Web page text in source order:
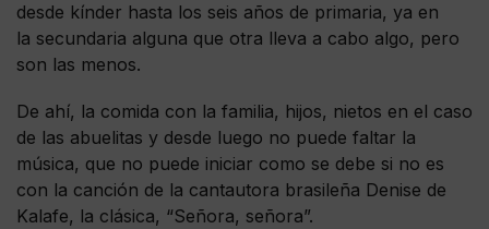
desde kínder hasta los seis años de primaria, ya en
la secundaria alguna que otra lleva a cabo algo, pero
son las menos.
De ahí, la comida con la familia, hijos, nietos en el caso
de las abuelitas y desde luego no puede faltar la
música, que no puede iniciar como se debe si no es
con la canción de la cantautora brasileña Denise de
Kalafe, la clásica, “Señora, señora”.